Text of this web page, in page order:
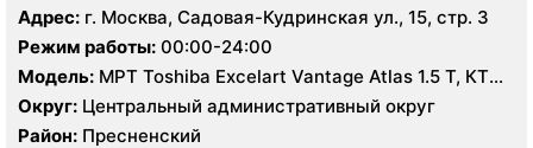
Адрес: г. Москва, Садовая-Кудринская ул., 15, стр. 3
Режим работы: 00:00-24:00
Модель: МРТ Toshiba Excelart Vantage Atlas 1.5 Т, КТ
Siemens Somatom 16 срезов, Toshiba Aquilion PRIME
160 срезов, УЗИ
Округ: Центральный административный округ
Район: Пресненский